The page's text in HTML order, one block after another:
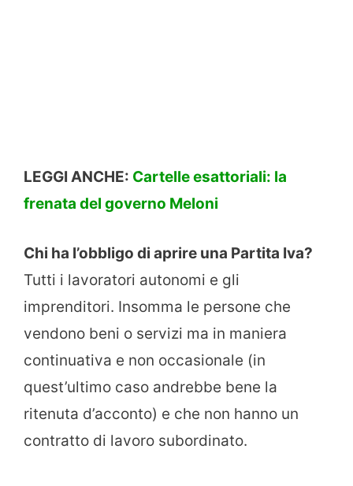
LEGGI ANCHE: Cartelle esattoriali: la
frenata del governo Meloni
Chi ha l’obbligo di aprire una Partita Iva?
Tutti i lavoratori autonomi e gli
imprenditori. Insomma le persone che
vendono beni o servizi ma in maniera
continuativa e non occasionale (in
quest’ultimo caso andrebbe bene la
ritenuta d’acconto) e che non hanno un
contratto di lavoro subordinato.